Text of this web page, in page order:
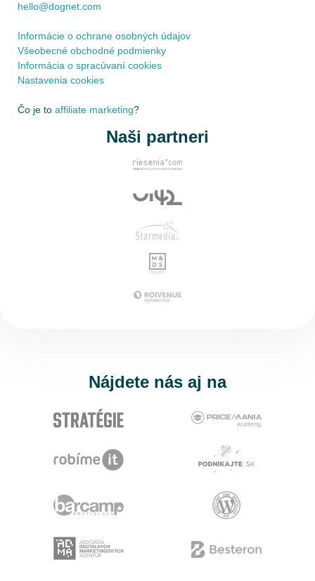
hello@dognet.com
Informácie o ochrane osobných údajov
Všeobecné obchodné podmienky
Informácia o spracúvaní cookies
Nastavenia cookies
Čo je to affiliate marketing?
Naši partneri
Nájdete nás aj na